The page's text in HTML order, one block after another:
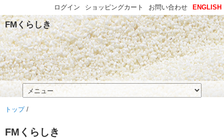
FMくらしき
トップ/
FMくらしき
ENGLISH
お問い合わせ
ショッピングカート
ログイン